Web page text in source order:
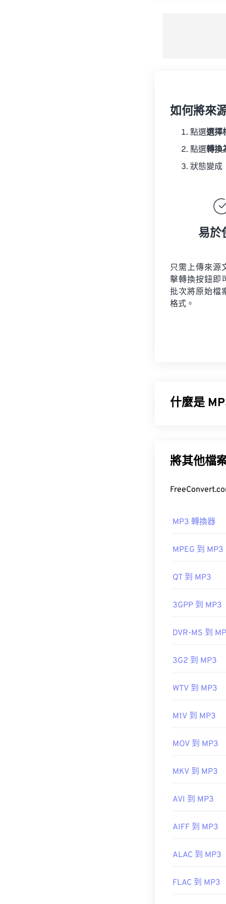
如何將來
點選選擇
點選轉換
狀態變成
易於
只需上傳來源
擊轉換按鈕即
批次將原始檔
格式。
什麼是
其體積小、音
如何開啟
由於 MP3 檔
MP3 副檔名。
開發方： ISO
實用連結：
https://
將其他檔
MP3 轉換器
MPEG 到 MP3
QT 到 MP3
3GPP 到 MP3
DVR-MS 到
3G2 到 MP3
WTV 到 MP3
M1V 到 MP3
MOV 到 MP3
MKV 到 MP3
AVI 到 MP3
AIFF 到 MP3
ALAC 到 MP3
FLAC 到 MP3